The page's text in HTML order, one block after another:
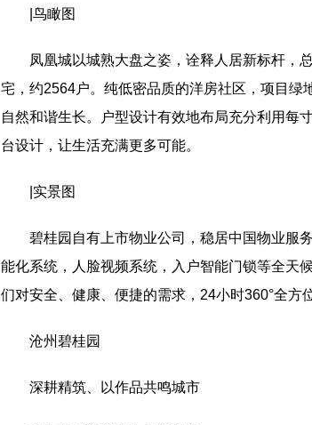
|鸟瞰图
凤凰城以城熟大盘之姿，诠释人居新标杆，
宅，约2564户。纯低密品质的洋房社区，项目绿
自然和谐生长。户型设计有效地布局充分利用每
台设计，让生活充满更多可能。
|实景图
碧桂园自有上市物业公司，稳居中国物业服
能化系统，人脸视频系统，入户智能门锁等全天
们对安全、健康、便捷的需求，24小时360°全方
沧州碧桂园
深耕精筑、以作品共鸣城市